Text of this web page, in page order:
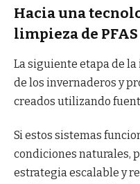
Hacia una
limpieza de PFAS
La siguiente etapa de
de los invernaderos y
creados utilizando
Si estos sistemas
condiciones naturales,
estrategia escalable y